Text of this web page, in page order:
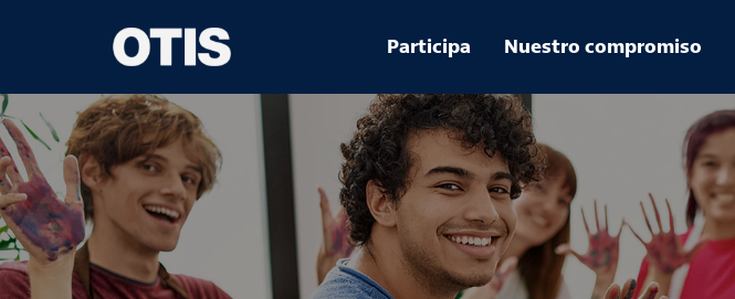
Participa Nuestro compromiso